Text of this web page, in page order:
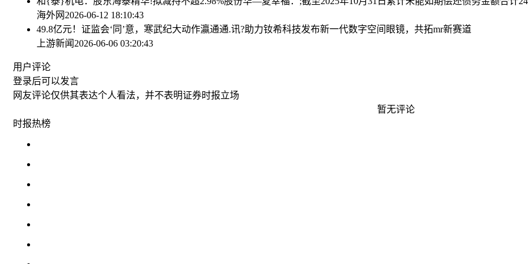
海外网2026-06-12 18:10:43
49.8亿元！证监会‘同’意，寒武纪大动作瀛通通.讯?助力钕希科技发布新一代数字空间眼镜，共拓mr新赛道
上游新闻2026-06-06 03:20:43
用户评论
登录后可以发言
网友评论仅供其表达个人看法，并不表明证券时报立场
暂无评论
时报热榜